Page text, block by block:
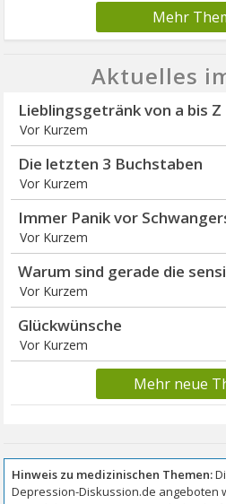
Mehr
Aktuelles
Lieblingsgetränk von a bis Z
Vor Kurzem
Die letzten 3 Buchstaben
Vor Kurzem
Immer Panik vor
Vor Kurzem
Warum sind gerade die
Vor Kurzem
Glückwünsche
Vor Kurzem
Mehr neue